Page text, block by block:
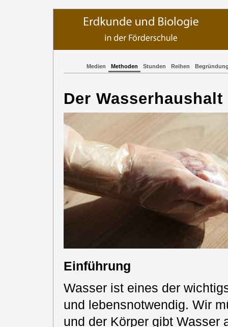
Medien Methoden Stunden Reihen
Der
Einführung
Wasser ist eines der
und lebensnotwendig. Wir
und der Körper gibt Wasser